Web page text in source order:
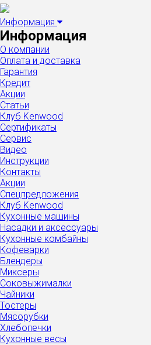
Информация
Информация
О компании
Оплата и доставка
Гарантия
Кредит
Акции
Статьи
Клуб Kenwood
Сертификаты
Сервис
Видео
Инструкции
Контакты
Акции
Спецпредложения
Клуб Kenwood
Кухонные машины
Насадки и аксессуары
Кухонные комбайны
Кофеварки
Блендеры
Миксеры
Соковыжималки
Чайники
Тостеры
Мясорубки
Хлебопечки
Кухонные весы